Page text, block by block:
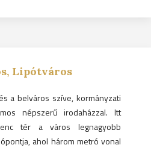
Lipótváros
a belváros szíve, kormányzati
népszerű irodaházzal. Itt
tér a város legnagyobb
ahol három metró vonal